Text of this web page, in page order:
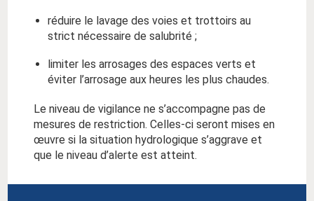
réduire le lavage des voies et trottoirs au
strict nécessaire de salubrité ;
limiter les arrosages des espaces verts et
éviter l’arrosage aux heures les plus chaudes.
Le niveau de vigilance ne s’accompagne pas de
mesures de restriction. Celles-ci seront mises en
œuvre si la situation hydrologique s’aggrave et
que le niveau d’alerte est atteint.